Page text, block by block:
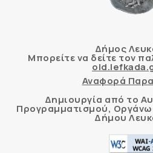
Δήμος
Μπορείτε να δείτε τον
Αναφορά
Δημιουργία από το
Προγραμματισμού,
Δήμου